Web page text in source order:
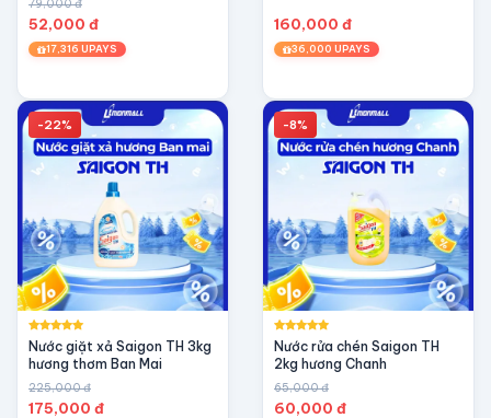
79,000 đ
52,000 đ
17,316 UPAYS
160,000 đ
36,000 UPAYS
-22%
Nước giặt xả Saigon TH 3kg
hương thơm Ban Mai
225,000 đ
175,000 đ
-8%
Nước rửa chén Saigon TH
2kg hương Chanh
65,000 đ
60,000 đ